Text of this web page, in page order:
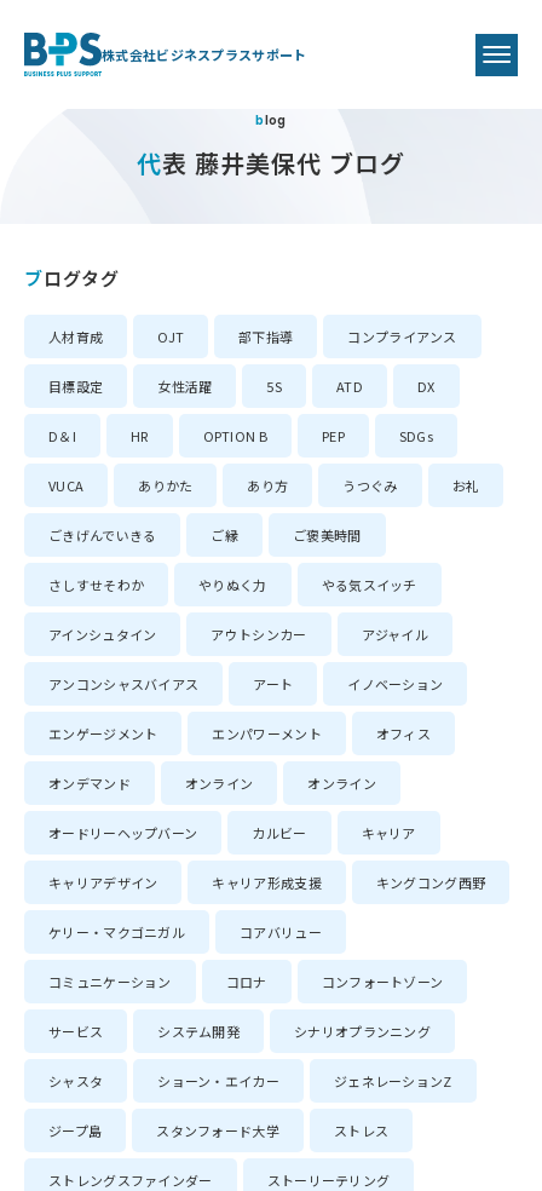
株式会社ビジネスプラスサポート
blog
代表 藤井美保代 ブログ
ブログタグ
人材育成 OJT 部下指導 コンプライアンス
目標設定 女性活躍 5S ATD DX
D＆I HR OPTION B PEP SDGs
VUCA ありかた あり方 うつぐみ お礼
ごきげんでいきる ご縁 ご褒美時間
さしすせそわか やりぬく力 やる気スイッチ
アインシュタイン アウトシンカー アジャイル
アンコンシャスバイアス アート イノベーション
エンゲージメント エンパワーメント オフィス
オンデマンド オンライン オンライン
オードリーヘップバーン カルビー キャリア
キャリアデザイン キャリア形成支援 キングコング西野
ケリー・マクゴニガル コアバリュー
コミュニケーション コロナ コンフォートゾーン
サービス システム開発 シナリオプランニング
シャスタ ショーン・エイカー ジェネレーションZ
ジープ島 スタンフォード大学 ストレス
ストレングスファインダー ストーリーテリング